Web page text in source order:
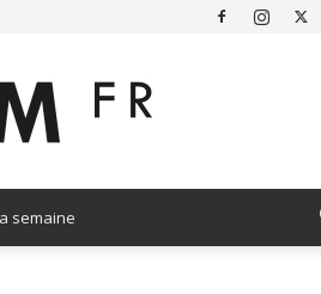
semaine